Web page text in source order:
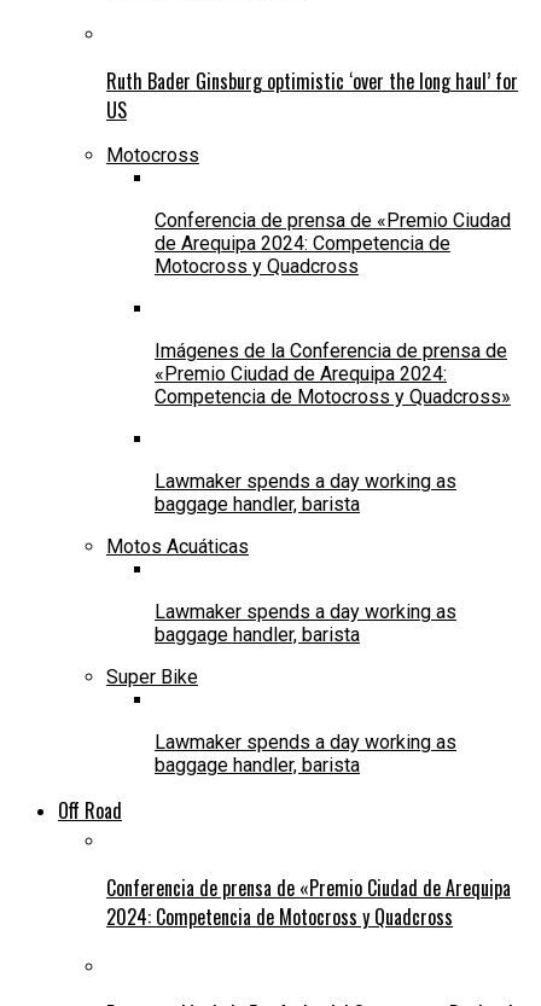
Ruth Bader Ginsburg optimistic ‘over the long haul’ for
US
Motocross
Conferencia de prensa de «Premio Ciudad
de Arequipa 2024: Competencia de
Motocross y Quadcross
Imágenes de la Conferencia de prensa de
«Premio Ciudad de Arequipa 2024:
Competencia de Motocross y Quadcross»
Lawmaker spends a day working as
baggage handler, barista
Motos Acuáticas
Lawmaker spends a day working as
baggage handler, barista
Super Bike
Lawmaker spends a day working as
baggage handler, barista
Off Road
Conferencia de prensa de «Premio Ciudad de Arequipa
2024: Competencia de Motocross y Quadcross